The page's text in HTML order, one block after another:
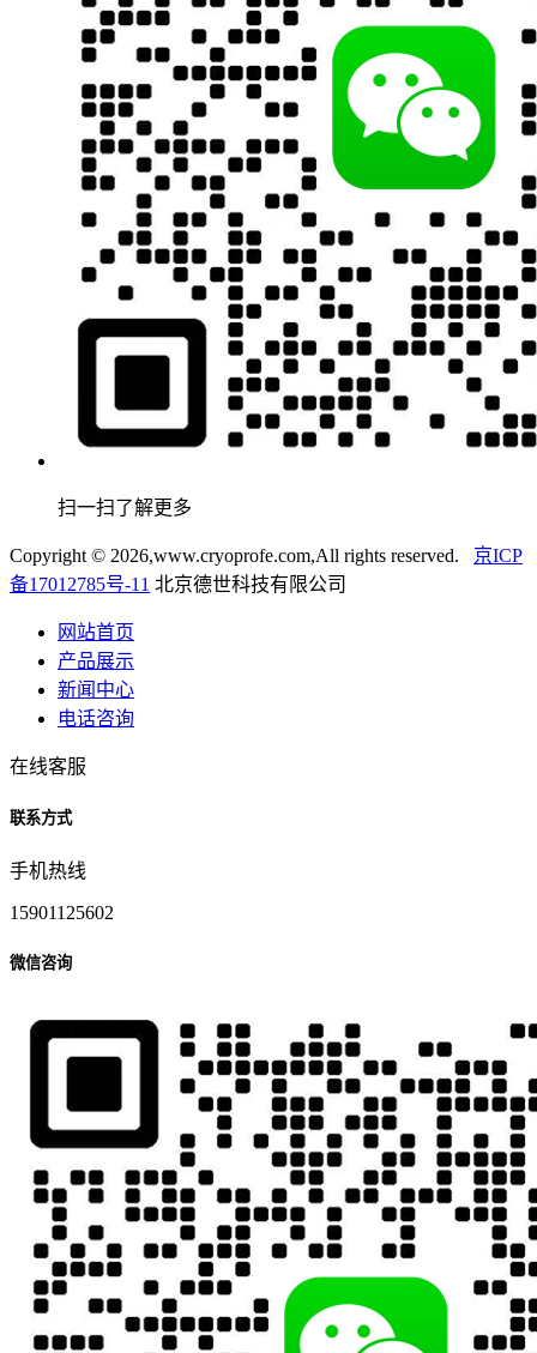
扫一扫了解更多
Copyright © 2026,www.cryoprofe.com,All rights reserved. 京ICP
备17012785号-11 北京德世科技有限公司
网站首页
产品展示
新闻中心
电话咨询
在线客服
联系方式
手机热线
15901125602
微信咨询